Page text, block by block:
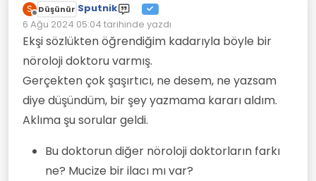
S
Çevrimdışı
Düşünür Sputnik
6 Ağu 2024 05:04 tarihinde yazdı
Son düzenleyen:
Ekşi sözlükten öğrendiğim kadarıyla böyle bir
nöroloji doktoru varmış.
Gerçekten çok şaşırtıcı, ne desem, ne yazsam
diye düşündüm, bir şey yazmama kararı aldım.
Aklıma şu sorular geldi.
Bu doktorun diğer nöroloji doktorların farkı
ne? Mucize bir ilacı mı var?